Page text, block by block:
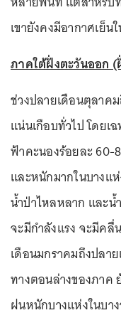
เขายังคงมีอากาศเย็น
ภาคใต้ฝั่งตะวันออก (
ช่วงปลายเดือนตุลาค
แน่นเกือบทั่วไป โดย
ฟ้าคะนองร้อยละ
และหนักมากในบางแ
น้ำป่าไหลหลาก และ
จะมีกำลังแรง จะมีคลื่
เดือนมกราคมถึงปลา
ทางตอนล่างของภาค
ฝนหนักบางแห่งในบา